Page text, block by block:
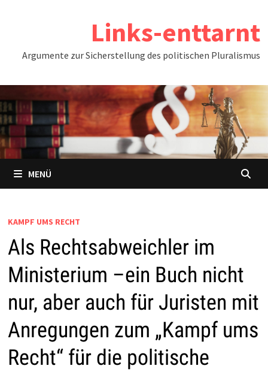
Links-enttarnt
Argumente zur Sicherstellung des politischen Pluralismus
MENÜ
KAMPF UMS RECHT
Als Rechtsabweichler im
Ministerium –ein Buch nicht
nur, aber auch für Juristen mit
Anregungen zum „Kampf ums
Recht“ für die politische